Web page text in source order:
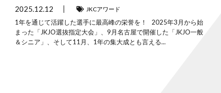
2025.12.12 JKCアワード
1年を通じて活躍した選手に最高峰の栄誉を！ 2025年3月から始
まった「JKJO選抜指定大会」、9月名古屋で開催した「JKJO一般
＆シニア」、そして11月、1年の集大成とも言える...